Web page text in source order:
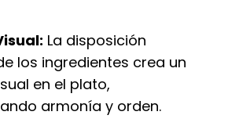
La disposición
los ingredientes crea un
en el plato,
armonía y orden.